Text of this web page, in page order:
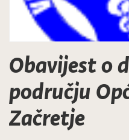
Obavijest o
području
Začretje